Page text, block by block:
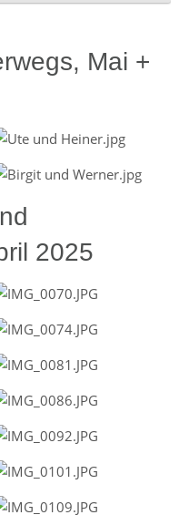
Mai +
2025